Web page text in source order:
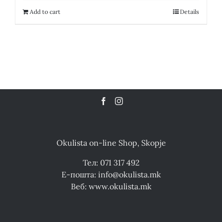
Add to cart Details
Okulista on-line Shop, Skopje
Тел: 071 317 492
Е-пошта: info@okulista.mk
Веб: www.okulista.mk